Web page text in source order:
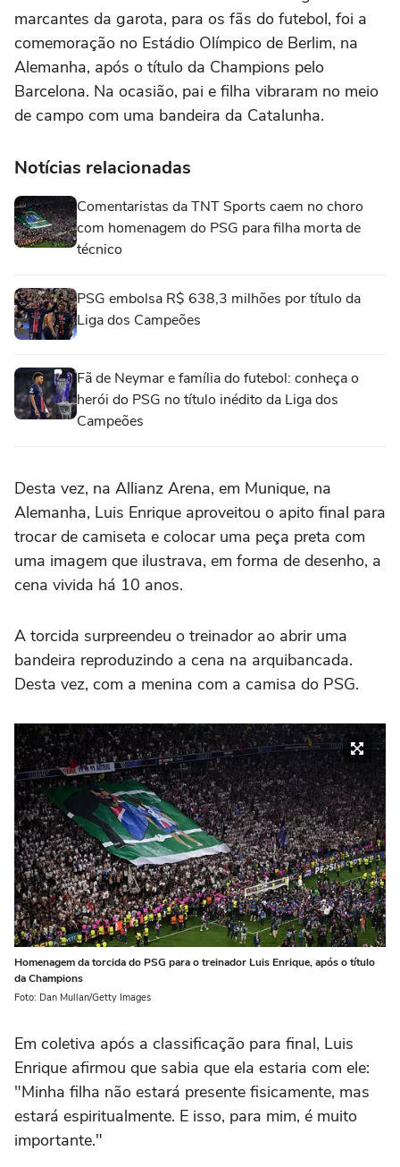
marcantes da garota, para os fãs do futebol, foi a
comemoração no Estádio Olímpico de Berlim, na
Alemanha, após o título da Champions pelo
Barcelona. Na ocasião, pai e filha vibraram no meio
de campo com uma bandeira da Catalunha.
Notícias relacionadas
Comentaristas da TNT Sports caem no choro
com homenagem do PSG para filha morta de
técnico
PSG embolsa R$ 638,3 milhões por título da
Liga dos Campeões
Fã de Neymar e família do futebol: conheça o
herói do PSG no título inédito da Liga dos
Campeões
Desta vez, na Allianz Arena, em Munique, na
Alemanha, Luis Enrique aproveitou o apito final para
trocar de camiseta e colocar uma peça preta com
uma imagem que ilustrava, em forma de desenho, a
cena vivida há 10 anos.
A torcida surpreendeu o treinador ao abrir uma
bandeira reproduzindo a cena na arquibancada.
Desta vez, com a menina com a camisa do PSG.
Homenagem da torcida do PSG para o treinador Luis Enrique, após o título
da Champions
Foto: Dan Mullan/Getty Images
Em coletiva após a classificação para final, Luis
Enrique afirmou que sabia que ela estaria com ele:
"Minha filha não estará presente fisicamente, mas
estará espiritualmente. E isso, para mim, é muito
importante."